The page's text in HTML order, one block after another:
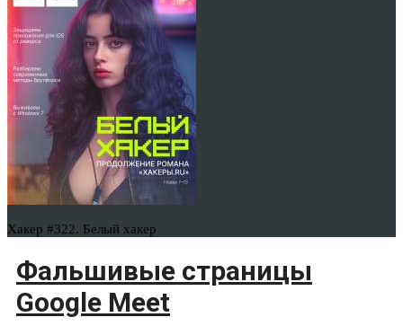
Хакер #322. Белый хакер
Фальшивые страницы
Google Meet